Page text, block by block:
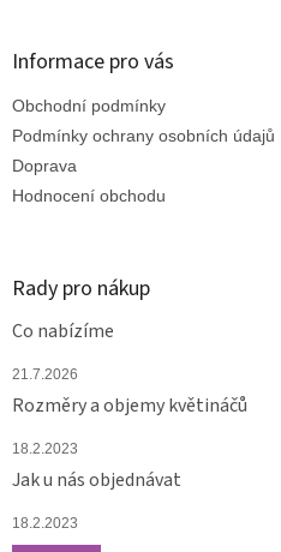
Informace pro vás
Obchodní podmínky
Podmínky ochrany osobních údajů
Doprava
Hodnocení obchodu
Rady pro nákup
Co nabízíme
21.7.2026
Rozměry a objemy květináčů
18.2.2023
Jak u nás objednávat
18.2.2023